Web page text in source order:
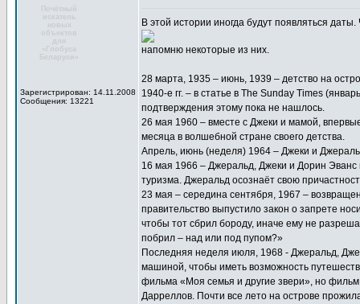
Почётный
искатель
новых
объектов
для
«Глобуса
Беларуси»
Зарегистрирован: 14.11.2008
Сообщения: 13221
В этой истории иногда будут появляться
напомню некоторые из них.
28 марта, 1935 – июнь, 1939 – детство на
1940-е гг. – в статье в The Sunday Times
подтверждения этому пока не нашлось.
26 мая 1960 – вместе с Джеки и мамой,
месяца в волшебной стране своего детства.
Апрель, июнь (неделя) 1964 – Джеки и
16 мая 1966 – Джеральд, Джеки и Дорин Эванс
туризма. Джеральд осознаёт свою
23 мая – середина сентября, 1967 –
правительство выпустило закон о запрете
чтобы тот сбрил бороду, иначе ему не
побрил – над или под пупом?»
Последняя неделя июля, 1968 - Джеральд,
машиной, чтобы иметь возможность
фильма «Моя семья и другие звери», но
Дарреллов. Почти все лето на острове